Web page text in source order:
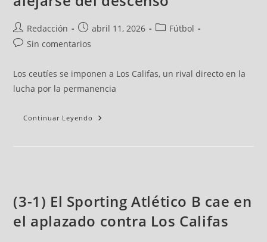
Redacción abril 11, 2026
Fútbol
Sin comentarios
Los ceutíes se imponen a Los Califas, un rival directo en la
lucha por la permanencia
Continuar Leyendo
(3-1) El Sporting Atlético B cae en
el aplazado contra Los Califas